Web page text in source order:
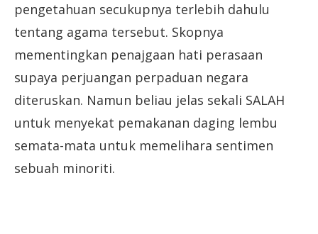
pengetahuan secukupnya terlebih dahulu
tentang agama tersebut. Skopnya
mementingkan penajgaan hati perasaan
supaya perjuangan perpaduan negara
diteruskan. Namun beliau jelas sekali SALAH
untuk menyekat pemakanan daging lembu
semata-mata untuk memelihara sentimen
sebuah minoriti.